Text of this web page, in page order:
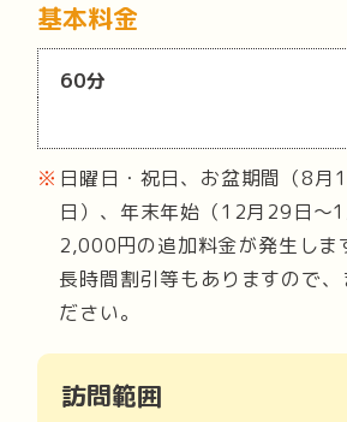
基本料金
60分
日曜日・祝日、お盆期間（8月
日）、年末年始（12月29日〜
2,000円の追加料金が発生しま
長時間割引等もありますので、
ださい。
訪問範囲